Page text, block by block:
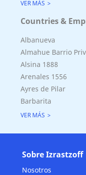
VER MÁS
Countries &
Albanueva
Almahue Barrio
Alsina 1888
Arenales 1556
Ayres de Pilar
Barbarita
VER MÁS
Sobre Izrastzoff
Nosotros